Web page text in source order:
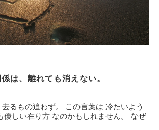
は、離れても消えない。
るもの追わず。 この言葉は 冷たいよう
優しい在り方 なのかもしれません。 なぜ